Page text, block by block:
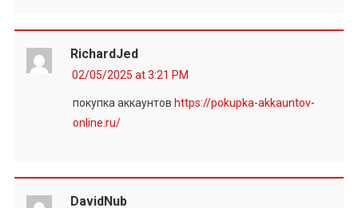
RichardJed
02/05/2025 at 3:21 PM
покупка аккаунтов https://pokupka-akkauntov-
online.ru/
DavidNub